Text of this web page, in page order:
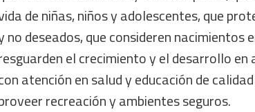
de niñas, niños y adolescentes, que
no deseados, que consideren nacimientos
el crecimiento y el desarrollo
atención en salud y educación de
recreación y ambientes seguros.